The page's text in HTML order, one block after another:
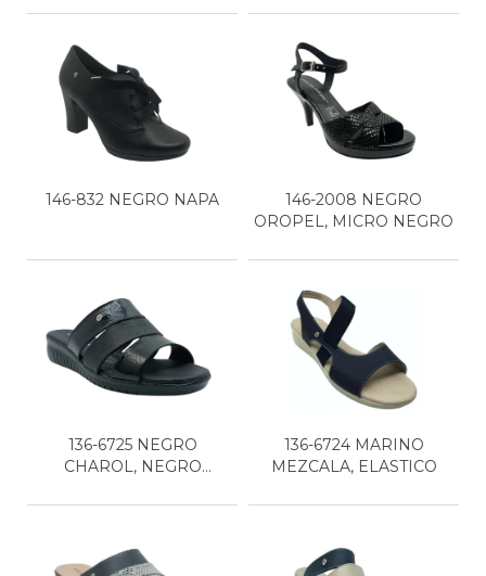
146-832 NEGRO NAPA
146-2008 NEGRO
OROPEL, MICRO NEGRO
136-6725 NEGRO
CHAROL, NEGRO
136-6724 MARINO
MEZCALA, ELASTICO